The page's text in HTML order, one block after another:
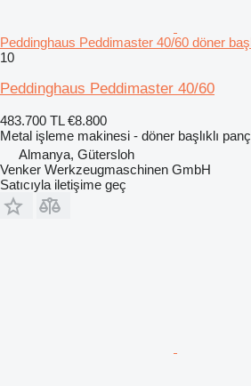
Peddinghaus Peddimaster 40/60 döner
10
Peddinghaus Peddimaster 40/60
483.700 TL €8.800
Metal işleme makinesi - döner başlıklı
Almanya, Gütersloh
Venker Werkzeugmaschinen GmbH
Satıcıyla iletişime geç